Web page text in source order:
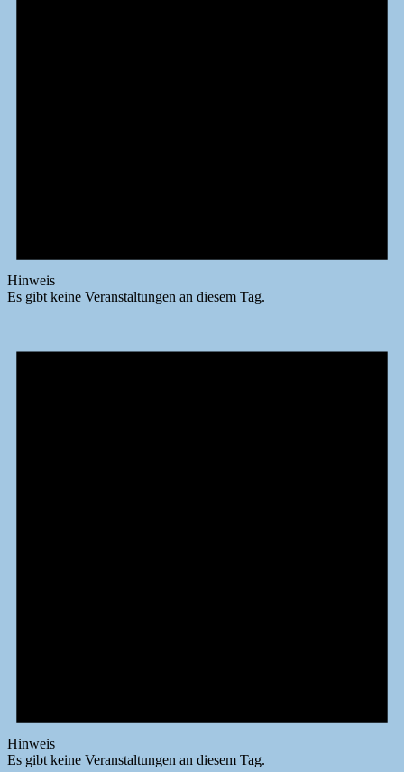
Hinweis
Es gibt keine Veranstaltungen an diesem Tag.
Hinweis
Es gibt keine Veranstaltungen an diesem Tag.